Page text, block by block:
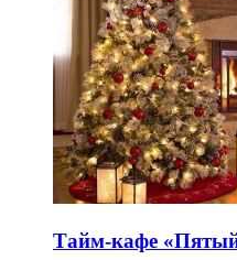
Тайм-кафе